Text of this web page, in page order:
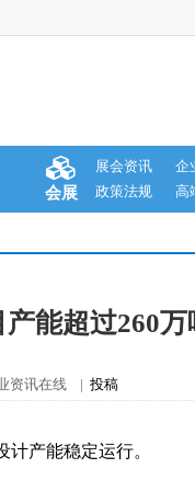
会展
展会资讯
企
政策法规
高
能超过260万
资讯在线 | 投稿
产能稳定运行。